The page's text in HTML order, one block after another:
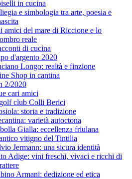
in cucina
e simbologia tra arte, poesia e
amici del mare di Riccione e lo
reale
di cucina
d'argento 2020
Longo: realtà e finzione
Shop in cantina
2/2020
cari amici
club Colli Berici
storia e tradizione
varietà autoctona
Gialla: eccellenza friulana
vitigno del Tintilia
Jermann: una sicura identità
Adige: vini freschi, vivaci e ricchi di
Armani: dedizione ed etica